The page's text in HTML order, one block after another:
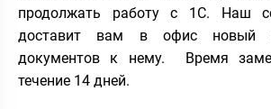
продолжать работу с 1С. Наш
доставит вам в офис новый
документов к нему. Время
течение 14 дней.